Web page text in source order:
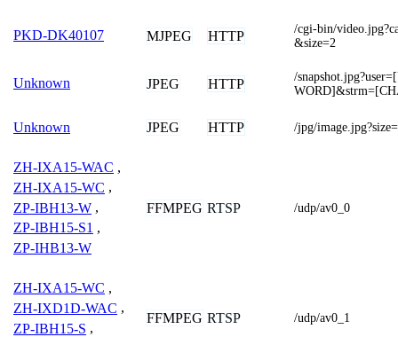
PKD-DK40107 MJPEG HTTP
/cgi-bin/
&size=2
Unknown JPEG HTTP
/
Unknown JPEG HTTP /jpg/
ZH-IXA15-WAC ,
ZH-IXA15-WC ,
ZP-IBH13-W ,
ZP-IBH15-S1 ,
ZP-IHB13-W
FFMPEG RTSP /udp/av0_0
ZH-IXA15-WC ,
ZH-IXD1D-WAC ,
ZP-IBH15-S ,
FFMPEG RTSP /udp/av0_1